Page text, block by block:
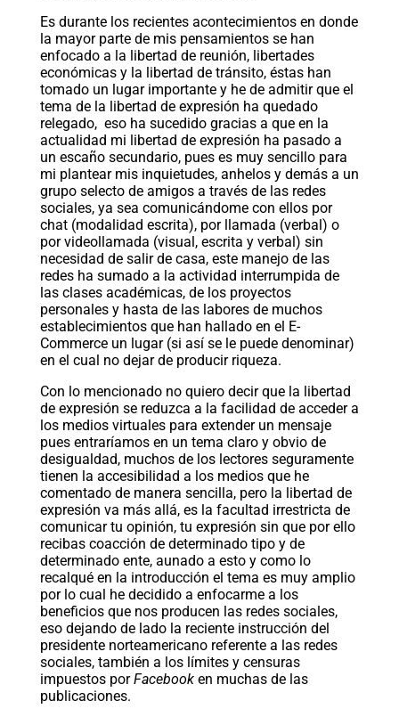
Es durante los recientes acontecimientos en donde
la mayor parte de mis pensamientos se han
enfocado a la libertad de reunión, libertades
económicas y la libertad de tránsito, éstas han
tomado un lugar importante y he de admitir que el
tema de la libertad de expresión ha quedado
relegado, eso ha sucedido gracias a que en la
actualidad mi libertad de expresión ha pasado a
un escaño secundario, pues es muy sencillo para
mi plantear mis inquietudes, anhelos y demás a un
grupo selecto de amigos a través de las redes
sociales, ya sea comunicándome con ellos por
chat (modalidad escrita), por llamada (verbal) o
por videollamada (visual, escrita y verbal) sin
necesidad de salir de casa, este manejo de las
redes ha sumado a la actividad interrumpida de
las clases académicas, de los proyectos
personales y hasta de las labores de muchos
establecimientos que han hallado en el E-
Commerce un lugar (si así se le puede denominar)
en el cual no dejar de producir riqueza.
Con lo mencionado no quiero decir que la libertad
de expresión se reduzca a la facilidad de acceder a
los medios virtuales para extender un mensaje
pues entraríamos en un tema claro y obvio de
desigualdad, muchos de los lectores seguramente
tienen la accesibilidad a los medios que he
comentado de manera sencilla, pero la libertad de
expresión va más allá, es la facultad irrestricta de
comunicar tu opinión, tu expresión sin que por ello
recibas coacción de determinado tipo y de
determinado ente, aunado a esto y como lo
recalqué en la introducción el tema es muy amplio
por lo cual he decidido a enfocarme a los
beneficios que nos producen las redes sociales,
eso dejando de lado la reciente instrucción del
presidente norteamericano referente a las redes
sociales, también a los límites y censuras
impuestos porFacebook en muchas de las
publicaciones.